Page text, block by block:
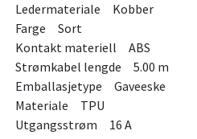
Ledermateriale Kobber
Farge Sort
Kontakt materiell ABS
Strømkabel lengde 5.00 m
Emballasjetype Gaveeske
Materiale TPU
Utgangsstrøm 16 A